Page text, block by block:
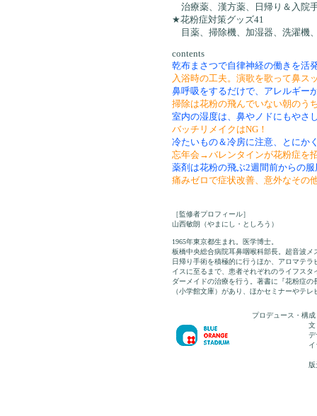
治療薬、漢方薬、日帰り＆入院
★花粉症対策グッズ41
目薬、掃除機、加湿器、洗濯機
contents
乾布まさつで自律神経の働きを活
入浴時の工夫。演歌を歌って鼻ス
鼻呼吸をするだけで、アレルギー
掃除は花粉の飛んでいない朝のう
室内の湿度は、鼻やノドにもやさ
バッチリメイクはNG！
冷たいもの＆冷房に注意、とにか
忘年会→バレンタインが花粉症を
薬剤は花粉の飛ぶ2週間前からの
痛みゼロで症状改善、意外なその
［監修者プロフィール］
山西敏朗（やまにし・としろう）
1965年東京都生まれ。医学博士。
板橋中央総合病院耳鼻咽喉科部長。超音波メ
日帰り手術を積極的に行うほか、アロマテラ
イスに至るまで、患者それぞれのライフスタ
ダーメイドの治療を行う。著書に『花粉症の
（小学館文庫）があり、ほかセミナーやテ
プロデュース・構
文
デ